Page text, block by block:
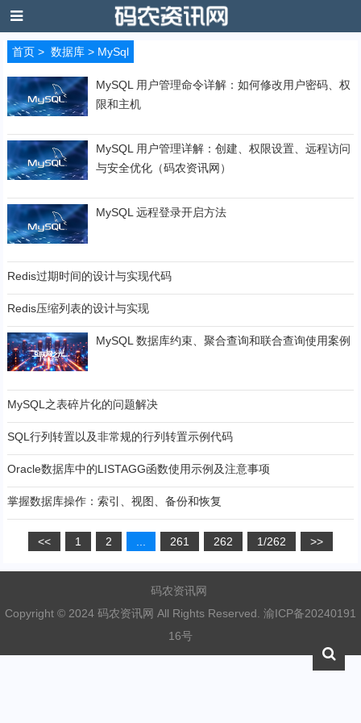
首页> 数据库> MySql
MySQL 用户管理命令详解：如何修改用户密码、权
限和主机
MySQL 用户管理详解：创建、权限设置、远程访问
与安全优化（码农资讯网）
MySQL 远程登录开启方法
Redis过期时间的设计与实现代码
Redis压缩列表的设计与实现
MySQL 数据库约束、聚合查询和联合查询使用案例
MySQL之表碎片化的问题解决
SQL行列转置以及非常规的行列转置示例代码
Oracle数据库中的LISTAGG函数使用示例及注意事项
掌握数据库操作：索引、视图、备份和恢复
<< 1 2 261 262 1/262 >>
码农资讯网
Copyright © 2024 码农资讯网 All Rights Reserved. 渝ICP备20240191
16号